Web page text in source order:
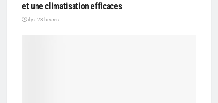
et une climatisation efficaces
il y a 23 heures